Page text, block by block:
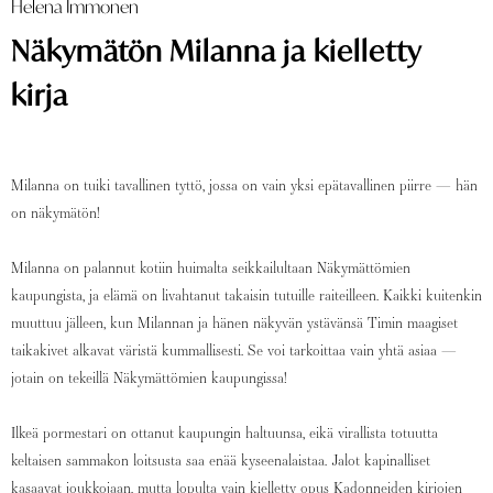
Helena Immonen
Näkymätön Milanna ja kielletty
kirja
Milanna on tuiki tavallinen tyttö, jossa on vain yksi epätavallinen piirre — hän
on näkymätön!
Milanna on palannut kotiin huimalta seikkailultaan Näkymättömien
kaupungista, ja elämä on livahtanut takaisin tutuille raiteilleen. Kaikki kuitenkin
muuttuu jälleen, kun Milannan ja hänen näkyvän ystävänsä Timin maagiset
taikakivet alkavat väristä kummallisesti. Se voi tarkoittaa vain yhtä asiaa —
jotain on tekeillä Näkymättömien kaupungissa!
Ilkeä pormestari on ottanut kaupungin haltuunsa, eikä virallista totuutta
keltaisen sammakon loitsusta saa enää kyseenalaistaa. Jalot kapinalliset
kasaavat joukkojaan, mutta lopulta vain kielletty opus Kadonneiden kirjojen